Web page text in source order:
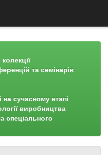
та семінарів
сучасному етапі
виробництва
спеціального